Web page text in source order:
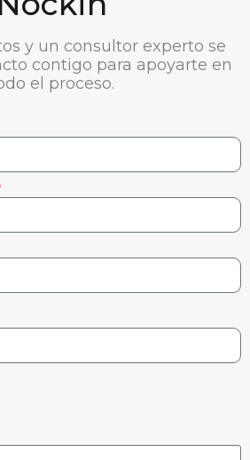
y un consultor experto se
contigo para apoyarte en
el proceso.